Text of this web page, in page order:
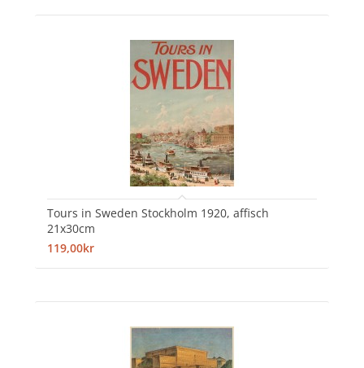
Tours in Sweden Stockholm 1920, affisch
21x30cm
119,00kr